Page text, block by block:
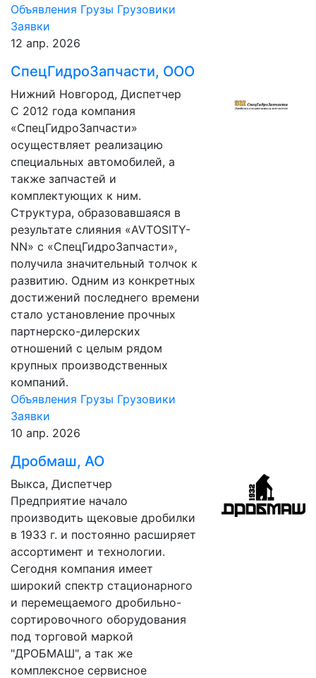
Объявления Грузы Грузовики
Заявки
12 апр. 2026
СпецГидроЗапчасти, ООО
Нижний Новгород, Диспетчер
С 2012 года компания
«СпецГидроЗапчасти»
осуществляет реализацию
специальных автомобилей, а
также запчастей и
комплектующих к ним.
Структура, образовавшаяся в
результате слияния «AVTOSITY-
NN» с «СпецГидроЗапчасти»,
получила значительный толчок к
развитию. Одним из конкретных
достижений последнего времени
стало установление прочных
партнерско-дилерских
отношений с целым рядом
крупных производственных
компаний.
Объявления Грузы Грузовики
Заявки
10 апр. 2026
Дробмаш, АО
Выкса, Диспетчер
Предприятие начало
производить щековые дробилки
в 1933 г. и постоянно расширяет
ассортимент и технологии.
Сегодня компания имеет
широкий спектр стационарного
и перемещаемого дробильно-
сортировочного оборудования
под торговой маркой
"ДРОБМАШ", а так же
комплексное сервисное